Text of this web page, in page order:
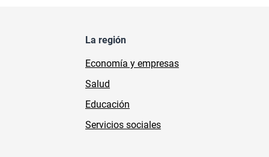
La región
Economía y empresas
Salud
Educación
Servicios sociales